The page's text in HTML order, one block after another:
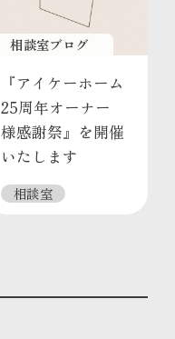
相談室ブログ
『アイケーホーム
25周年オーナー
様感謝祭』を開催
いたします
相談室